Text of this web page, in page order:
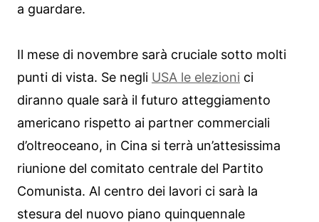
a guardare.
Il mese di novembre sarà cruciale sotto molti
punti di vista. Se negli USA le elezioni ci
diranno quale sarà il futuro atteggiamento
americano rispetto ai partner commerciali
d’oltreoceano, in Cina si terrà un’attesissima
riunione del comitato centrale del Partito
Comunista. Al centro dei lavori ci sarà la
stesura del nuovo piano quinquennale